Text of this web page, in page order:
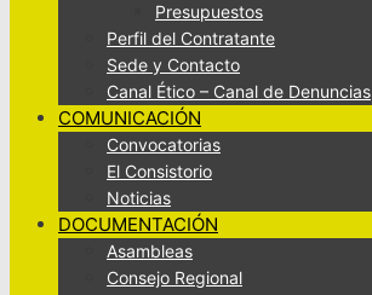
Presupuestos
Perfil del Contratante
Sede y Contacto
Canal Ético – Canal de Denuncias
COMUNICACIÓN
Convocatorias
El Consistorio
Noticias
DOCUMENTACIÓN
Asambleas
Consejo Regional